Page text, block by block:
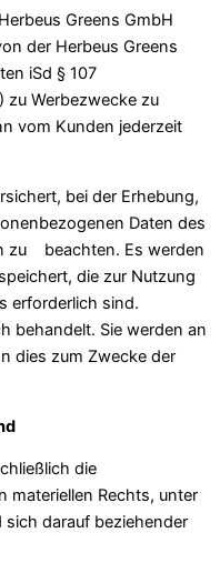
Greens GmbH
der Herbeus Greens
iSd § 107
zu Werbezwecke zu
Kunden jederzeit
bei der Erhebung,
Daten des
zu beachten. Es werden
die zur Nutzung
erforderlich sind.
behandelt. Sie werden an
dies zum Zwecke der
die
materiellen Rechts, unter
darauf beziehender